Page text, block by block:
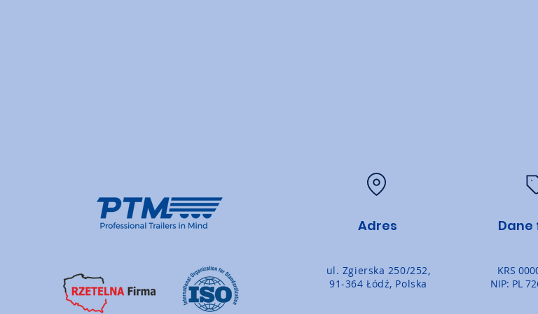
Adres
ul. Zgierska 250/252,
91-364 Łódź, Polska
KRS
NIP: PL